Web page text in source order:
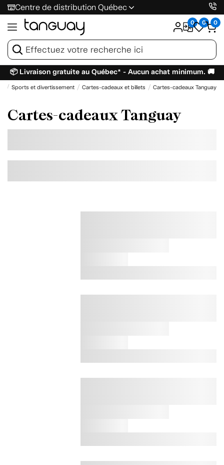
Centre de distribution Québec
0 0 0
📦 Livraison gratuite au Québec* - Aucun achat minimum. 🚚
Sports et divertissement Cartes-cadeaux et billets Cartes-cadeaux Tanguay
Cartes-cadeaux Tanguay